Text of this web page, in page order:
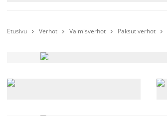
Etusivu  Verhot  Valmisverhot  Paksut verhot 